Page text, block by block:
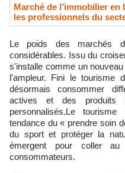
Marché de l’immobilier
les professionnels du
Le poids des marchés du sport et du tourisme sont
considérables. Issu du
s'installe comme un
l'ampleur. Fini le tourisme
désormais consommer
actives et des produits
personnalisés.Le
tendance du « prendre soin
du sport et protéger la
émergent pour coller
consommateurs.